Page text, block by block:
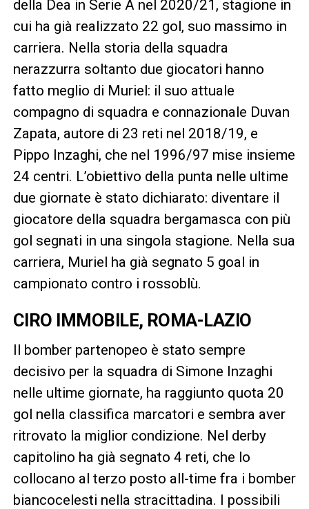
della Dea in Serie A nel 2020/21, stagione in
cui ha già realizzato 22 gol, suo massimo in
carriera. Nella storia della squadra
nerazzurra soltanto due giocatori hanno
fatto meglio di Muriel: il suo attuale
compagno di squadra e connazionale Duvan
Zapata, autore di 23 reti nel 2018/19, e
Pippo Inzaghi, che nel 1996/97 mise insieme
24 centri. L’obiettivo della punta nelle ultime
due giornate è stato dichiarato: diventare il
giocatore della squadra bergamasca con più
gol segnati in una singola stagione. Nella sua
carriera, Muriel ha già segnato 5 goal in
campionato contro i rossoblù.
CIRO IMMOBILE, ROMA-LAZIO
Il bomber partenopeo è stato sempre
decisivo per la squadra di Simone Inzaghi
nelle ultime giornate, ha raggiunto quota 20
gol nella classifica marcatori e sembra aver
ritrovato la miglior condizione. Nel derby
capitolino ha già segnato 4 reti, che lo
collocano al terzo posto all-time fra i bomber
biancocelesti nella stracittadina. I possibili